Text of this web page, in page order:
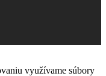
využívame súbory